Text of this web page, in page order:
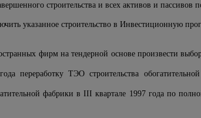
строительства и всех активов и пассивов
указанное строительство в Инвестиционную
фирм на тендерной основе произвести
переработку ТЭО строительства
фабрики в III квартале 1997 года по